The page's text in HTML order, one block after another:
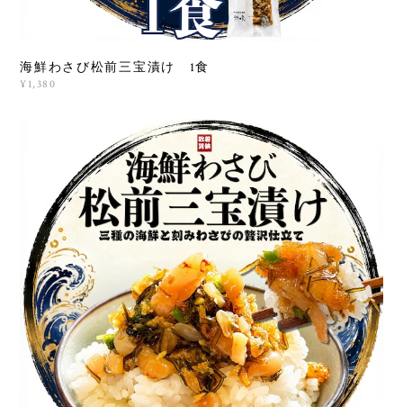
海鮮わさび松前三宝漬け 1食
¥1,380